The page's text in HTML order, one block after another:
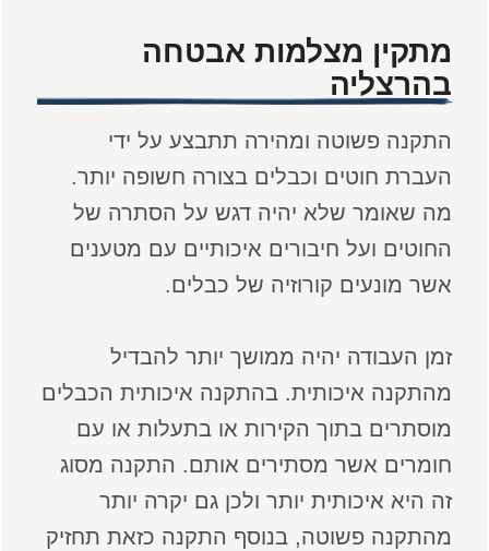
מתקין מצלמות אבטחה
בהרצליה
התקנה פשוטה ומהירה תתבצע על ידי
העברת חוטים וכבלים בצורה חשופה יותר.
מה שאומר שלא יהיה דגש על הסתרה של
החוטים ועל חיבורים איכותיים עם מטענים
אשר מונעים קורוזיה של כבלים.
זמן העבודה יהיה ממושך יותר להבדיל
מהתקנה איכותית. בהתקנה איכותית הכבלים
מוסתרים בתוך הקירות או בתעלות או עם
חומרים אשר מסתירים אותם. התקנה מסוג
זה היא איכותית יותר ולכן גם יקרה יותר
מהתקנה פשוטה, בנוסף התקנה כזאת תחזיק